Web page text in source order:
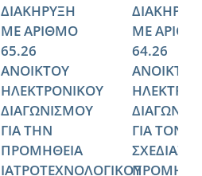
ΔΙΑΚΗΡΥΞΗ
ΜΕ ΑΡΙΘΜΟ
65.26
ΑΝΟΙΚΤΟΥ
ΗΛΕΚΤΡΟΝΙΚΟΥ
ΔΙΑΓΩΝΙΣΜΟΥ
ΓΙΑ ΤΗΝ
ΠΡΟΜΗΘΕΙΑ
ΙΑΤΡΟΤΕΧΝΟΛΟΓΙΚΟΥ
ΜΕ
64.26
ΑΝΟΙΚΤΟΥ
ΓΙΑ ΤΟΝ